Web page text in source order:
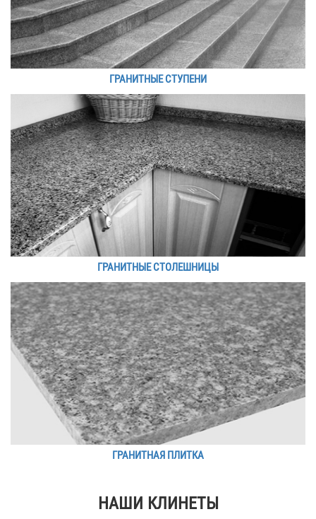
ГРАНИТНЫЕ СТУПЕНИ
ГРАНИТНЫЕ СТОЛЕШНИЦЫ
ГРАНИТНАЯ ПЛИТКА
НАШИ КЛИНЕТЫ